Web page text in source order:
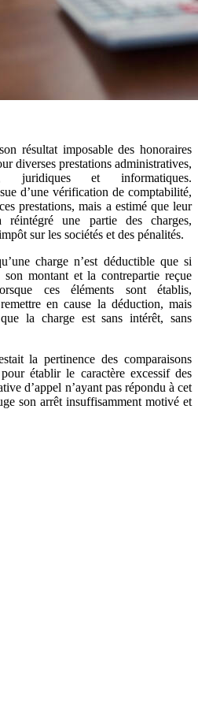
résultat imposable des honoraires
diverses prestations administratives,
juridiques et informatiques.
d’une vérification de comptabilité,
prestations, mais a estimé que leur
une partie des charges,
sur les sociétés et des pénalités.
charge n’est déductible que si
son montant et la contrepartie reçue
ces éléments sont établis,
en cause la déduction, mais
la charge est sans intérêt, sans
la pertinence des comparaisons
établir le caractère excessif des
d’appel n’ayant pas répondu à cet
son arrêt insuffisamment motivé et